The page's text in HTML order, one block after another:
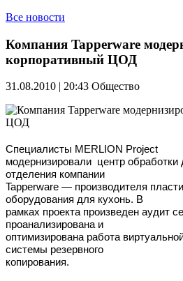
Все новости
Компания Tapperware
корпоративный ЦОД
31.08.2010 | 20:43 Общество
Специалисты MERLION Project
модернизировали центр обработки
отделения компании
Tapperware — производителя
оборудования для кухонь. В
рамках проекта произведен аудит
проанализирована и
оптимизирована работа
системы резервного
копирования.